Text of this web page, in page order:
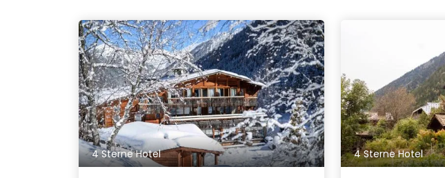
4 Sterne Hotel 4 Sterne Hotel